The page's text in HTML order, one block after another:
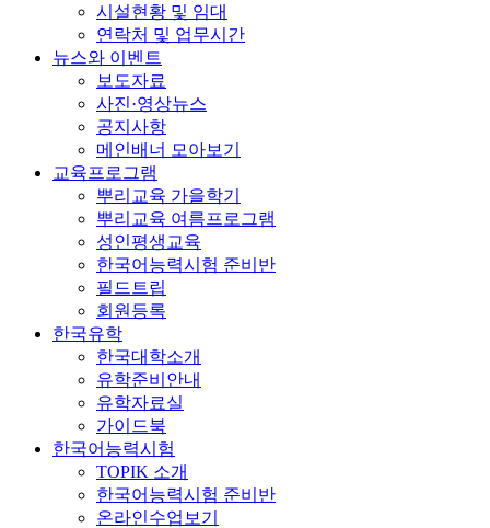
시설현황 및 임대
연락처 및 업무시간
뉴스와 이벤트
보도자료
사진·영상뉴스
공지사항
메인배너 모아보기
교육프로그램
뿌리교육 가을학기
뿌리교육 여름프로그램
성인평생교육
한국어능력시험 준비반
필드트립
회원등록
한국유학
한국대학소개
유학준비안내
유학자료실
가이드북
한국어능력시험
TOPIK 소개
한국어능력시험 준비반
온라인수업보기